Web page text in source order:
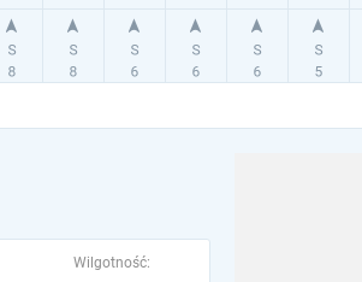
Wilgotność: